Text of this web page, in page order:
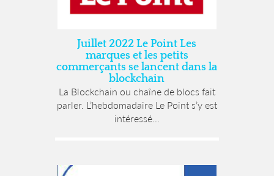
Juillet 2022 Le Point Les
marques et les petits
commerçants se lancent dans la
blockchain
La Blockchain ou chaîne de blocs fait
parler. L’hebdomadaire Le Point s’y est
intéressé...